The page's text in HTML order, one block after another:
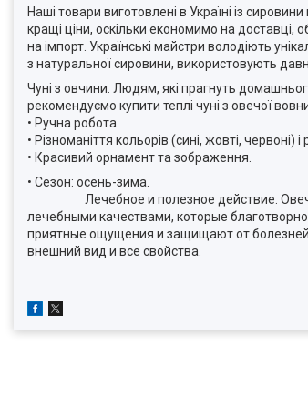
Наші товари виготовлені в Україні із
кращі ціни, оскільки економимо на доставці,
на імпорт. Українські майстри володіють
з натуральної сировини, використовують
Чуні з овчини. Людям, які прагнуть
рекомендуємо купити теплі чуні з овечої
• Ручна робота.
• Різноманіття кольорів (сині, жовті, червоні) і
• Красивий орнамент та зображення.
• Сезон: осень-зима.
Лечебное и полезное действие. Овечья
лечебными качествами, которые
приятные ощущения и защищают от
внешний вид и все свойства.